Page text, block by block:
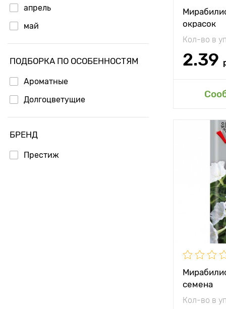
апрель
май
ПОДБОРКА ПО ОСОБЕННОСТЯМ
Ароматные
Долгоцветущие
БРЕНД
Престиж
окрасок
Кол-во в
2.39
семена
Кол-во в